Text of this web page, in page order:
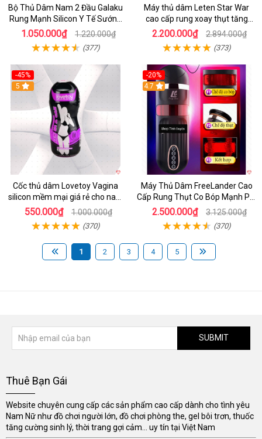
Bộ Thủ Dâm Nam 2 Đầu Galaku
Rung Mạnh Silicon Y Tế Sướng
Tột Đỉnh
1.050.000₫ 1.220.000₫
(377)
Máy thủ dâm Leten Star War
cao cấp rung xoay thụt tăng
khoái cảm
2.200.000₫ 2.894.000₫
(373)
-45%
5
Cốc thủ dâm Lovetoy Vagina
silicon mềm mại giá rẻ cho nam
cực sướng
550.000₫ 1.000.000₫
(370)
-20%
4.7
Máy Thủ Dâm FreeLander Cao
Cấp Rung Thụt Co Bóp Mạnh Pin
Sạc
2.500.000₫ 3.125.000₫
(370)
1 2 3 4 5
SUBMIT
Thuê Bạn Gái
Website chuyên cung cấp các sản phẩm cao cấp dành cho tình yêu
Nam Nữ như đồ chơi người lớn, đồ chơi phòng the, gel bôi trơn, thuốc
tăng cường sinh lý, thời trang gợi cảm... uy tín tại Việt Nam